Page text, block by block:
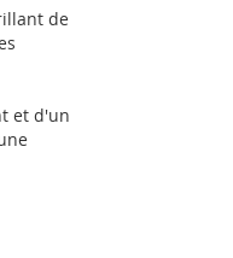
de
et d'un